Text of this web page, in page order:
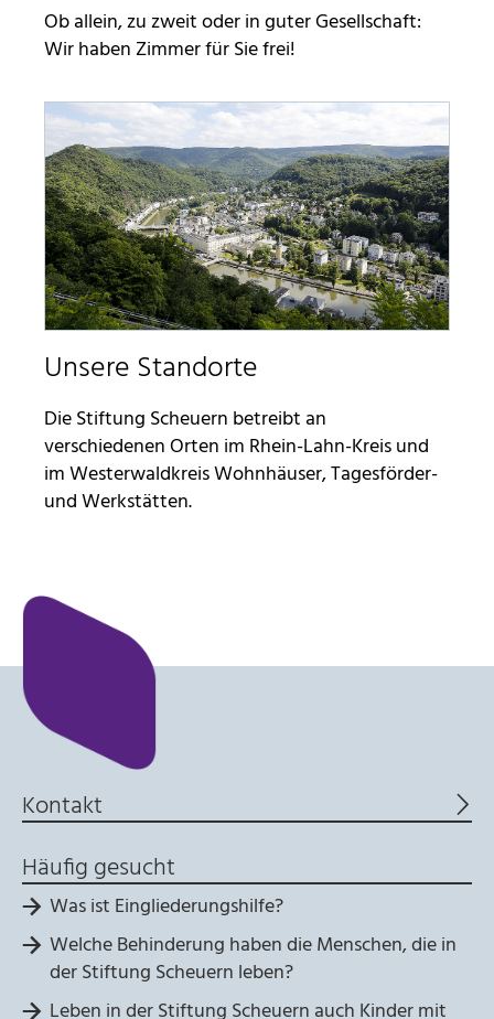
Ob allein, zu zweit oder in guter Gesellschaft:
Wir haben Zimmer für Sie frei!
Unsere Standorte
Die Stiftung Scheuern betreibt an
verschiedenen Orten im Rhein-Lahn-Kreis und
im Westerwaldkreis Wohnhäuser, Tagesförder-
und Werkstätten.
Kontakt
Häufig gesucht
Was ist Eingliederungshilfe?
Welche Behinderung haben die Menschen, die in
der Stiftung Scheuern leben?
Leben in der Stiftung Scheuern auch Kinder mit